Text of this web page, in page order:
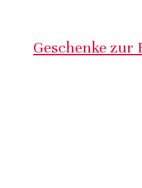
Geschenke zur